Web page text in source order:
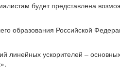
будет представлена
образования Российской
линейных ускорителей –